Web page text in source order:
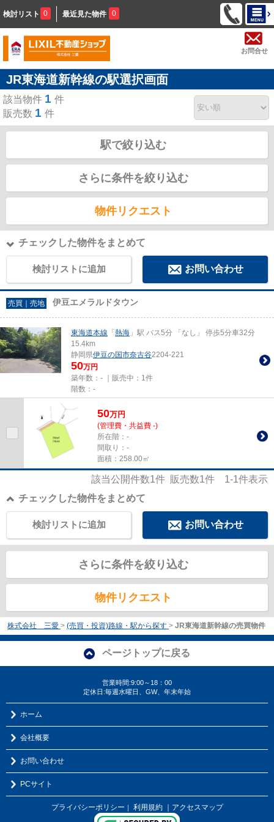
検討リスト 0 最近見た物件 0
お問合せ
JR東海道新幹線の駅選択画面
該当物件 1 件
販売数 1 件
駅で絞り込む
さらに条件を絞り込む
物件リクエスト
チェックした物件をまとめて
検討リストに追加 お問い合わせ
売買｜売地 伊豆エメラルドタウン
東海道本線 「 熱海 」駅 バス5分 「なし」 停歩5分車32分
15.4km
静岡県伊豆の国市奈古谷2204-221
50万円
築年数：- ｜販売中： 1件
階数：-
50万円
(管理費・共益費 -)
所在階：-
間取り：-
面積：258.00㎡
該当公開件数1件 販売数1件 1-1件表示
チェックした物件をまとめて
お問い合わせ
検討リストに追加
さらに条件を絞り込む
物件リクエスト
株式会社 三愛 > (売買・投資)路線・駅から探す > JR東海道新幹線の売買物件
ページトップに戻る
営業時間:9:00～18：00
定休日:毎週水曜日、GW、年末年始
ホーム
会社概要
お問い合わせ
PCサイト
プライバシーポリシー 利用規約 ｜アクセスマップ